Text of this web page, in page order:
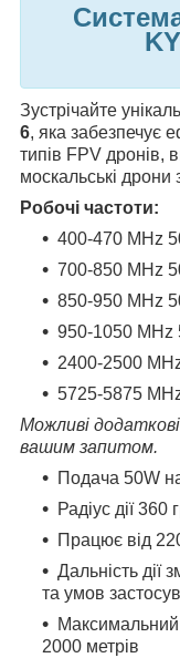
Зустрічайте
6, яка забезпечує
типів FPV дронів,
москальські
Робочі частоти:
400-470 MHz
700-850 MHz
850-950 MHz
950-1050 MHz
2400-2500
5725-5875
Можливі
вашим запитом.
Подача 50W
Радіус дії 360
Працює від
Дальність дії
та умов
Максимальний
2000 метрів